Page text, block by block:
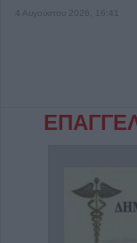
4 Αυγούστου 2026, 16:41